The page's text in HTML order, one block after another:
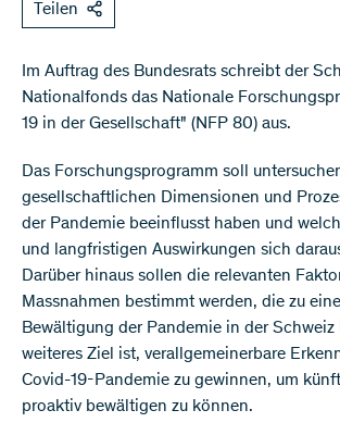
Teilen
Im Auftrag des Bundesrats schreibt der
Nationalfonds das Nationale
19 in der Gesellschaft" (NFP 80) aus.
Das Forschungsprogramm soll
gesellschaftlichen Dimensionen und
der Pandemie beeinflusst haben und
und langfristigen Auswirkungen sich
Darüber hinaus sollen die relevanten
Massnahmen bestimmt werden, die zu
Bewältigung der Pandemie in der
weiteres Ziel ist, verallgemeinerbare
Covid-19-Pandemie zu gewinnen, um
proaktiv bewältigen zu können.